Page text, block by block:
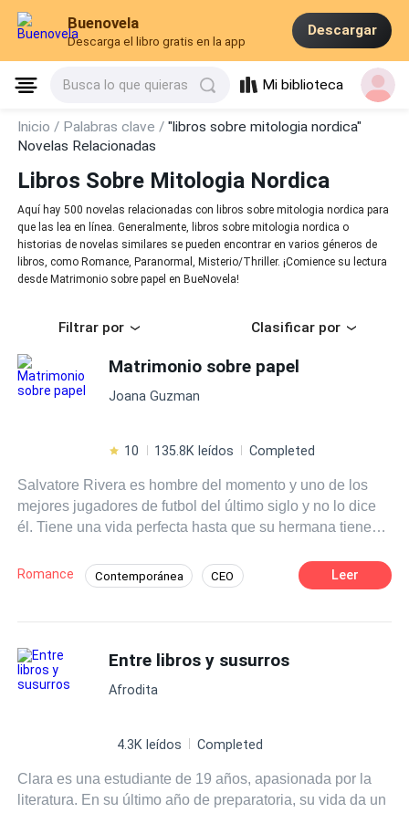
Buenovela
Descarga el libro gratis en la app
Descargar
Busca lo que quieras Mi biblioteca
Inicio / Palabras clave /"libros sobre mitologia nordica"
Novelas Relacionadas
Libros Sobre Mitologia Nordica
Aquí hay 500 novelas relacionadas con libros sobre mitologia nordica para
que las lea en línea. Generalmente, libros sobre mitologia nordica o
historias de novelas similares se pueden encontrar en varios géneros de
libros, como Romance, Paranormal, Misterio/Thriller. ¡Comience su lectura
desde Matrimonio sobre papel en BueNovela!
Filtrar por Clasificar por
Matrimonio sobre papel
Joana Guzman
10 135.8K leídos Completed
Salvatore Rivera es hombre del momento y uno de los
mejores jugadores de futbol del último siglo y no lo dice
él. Tiene una vida perfecta hasta que su hermana tiene
deja en la necesidad de hacer algunos cambios a su
vida. La primera: encontrar una esposa. No tendría por
completo el día que Salvatore regresara a su vida.
¿Cómo es posible que estén casados? En su mente solo
hay una solución posible, pero él tiene otros planes y
Romance Contemporánea CEO
Matrimonio por Contrato Jugador
Leer
Entre libros y susurros
Afrodita
4.3K leídos Completed
Clara es una estudiante de 19 años, apasionada por la
literatura. En su último año de preparatoria, su vida da un